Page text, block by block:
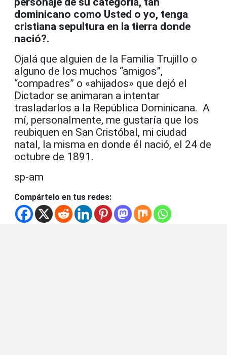
dominicano como Usted o yo, tenga
cristiana sepultura en la tierra donde
nació?.
Ojalá que alguien de la Familia Trujillo o
alguno de los muchos “amigos”,
“compadres” o «ahijados» que dejó el
Dictador se animaran a intentar
trasladarlos a la República Dominicana. A
mí, personalmente, me gustaría que los
reubiquen en San Cristóbal, mi ciudad
natal, la misma en donde él nació, el 24 de
octubre de 1891.
sp-am
Compártelo en tus redes: